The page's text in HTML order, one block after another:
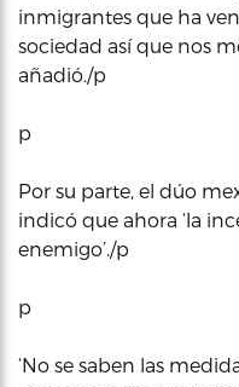
inmigrantes que ha
sociedad así que nos
añadió./p
p
Por su parte, el dúo
indicó que ahora ‘la
enemigo’./p
p
‘No se saben las